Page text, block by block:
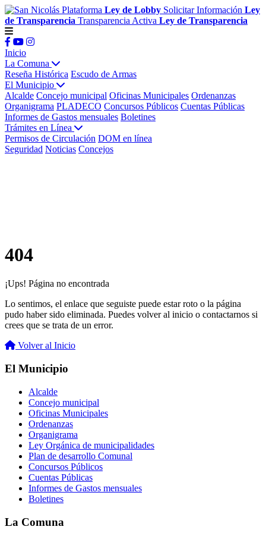
Plataforma Ley de Lobby Solicitar Información Ley
de Transparencia Transparencia Activa Ley de Transparencia
Inicio
La Comuna
Reseña Histórica Escudo de Armas
El Municipio
Alcalde Concejo municipal Oficinas Municipales Ordenanzas
Organigrama PLADECO Concursos Públicos Cuentas Públicas
Informes de Gastos mensuales Boletines
Trámites en Línea
Permisos de Circulación DOM en línea
Seguridad Noticias Concejos
404
¡Ups! Página no encontrada
Lo sentimos, el enlace que seguiste puede estar roto o la página
pudo haber sido eliminada. Puedes volver al inicio o contactarnos si
crees que se trata de un error.
Volver al Inicio
El Municipio
Alcalde
Concejo municipal
Oficinas Municipales
Ordenanzas
Organigrama
Ley Orgánica de municipalidades
Plan de desarrollo Comunal
Concursos Públicos
Cuentas Públicas
Informes de Gastos mensuales
Boletines
La Comuna